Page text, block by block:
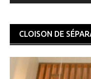
CLOISON DE